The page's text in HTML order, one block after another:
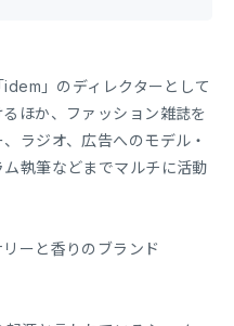
」のディレクターとして
ほか、ファッション雑誌を
ラジオ、広告へのモデル・
執筆などまでマルチに活動
ーと香りのブランド